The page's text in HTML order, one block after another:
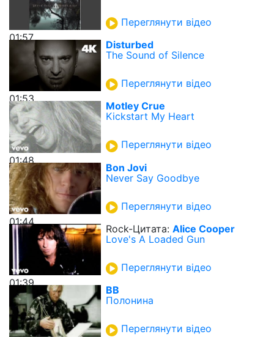
01:57
Переглянути відео
01:53
Disturbed
The Sound of Silence
Переглянути відео
01:48
Motley Crue
Kickstart My Heart
Переглянути відео
01:44
Bon Jovi
Never Say Goodbye
Переглянути відео
01:39
Rock-Цитата: Alice Cooper
Love's A Loaded Gun
Переглянути відео
ВВ
Полонина
Переглянути відео